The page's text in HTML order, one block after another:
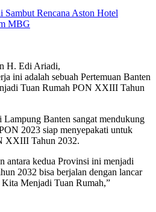
Rencana Aston Hotel
MBG
H. Edi Ariadi,
ini adalah sebuah Pertemuan Banten
Tuan Rumah PON XXIII Tahun
Banten sangat mendukung
2023 siap menyepakati untuk
XXIII Tahun 2032.
antara kedua Provinsi ini menjadi
2032 bisa berjalan dengan lancar
Menjadi Tuan Rumah,”